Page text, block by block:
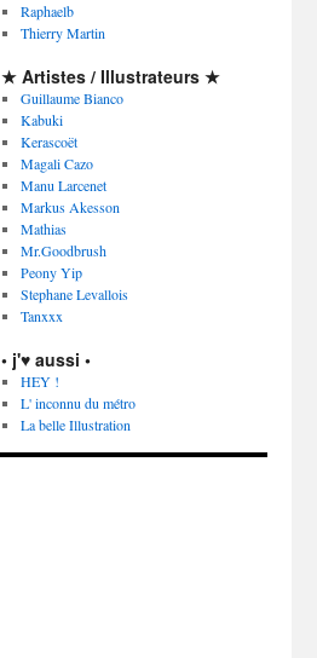
Raphaelb
Thierry Martin
★ Artistes / Illustrateurs ★
Guillaume Bianco
Kabuki
Kerascoët
Magali Cazo
Manu Larcenet
Markus Akesson
Mathias
Mr.Goodbrush
Peony Yip
Stephane Levallois
Tanxxx
• j'♥ aussi •
HEY !
L' inconnu du métro
La belle Illustration